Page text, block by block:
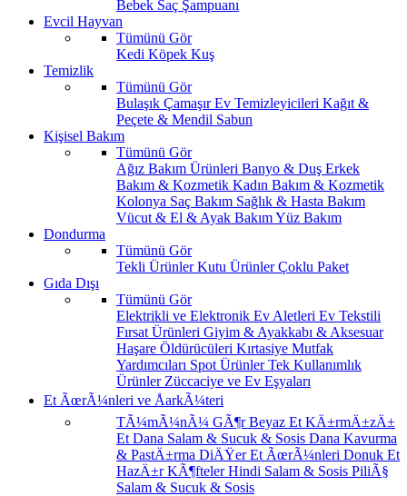
Bebek Saç Şampuanı
Evcil Hayvan
Tümünü Gör
Kedi Köpek Kuş
Temizlik
Tümünü Gör
Bulaşık ÇamaşırEv Temizleyicileri Kağıt &
Peçete & Mendil Sabun
Kişisel Bakım
Tümünü Gör
Ağız Bakım Ürünleri Banyo & Duş Erkek
Bakım & Kozmetik Kadın Bakım & Kozmetik
Kolonya Saç Bakım Sağlık & Hasta Bakım
Vücut & El & Ayak BakımYüz Bakım
Dondurma
Tümünü Gör
Tekli ÜrünlerKutu ÜrünlerÇoklu Paket
Gıda Dışı
Tümünü Gör
Elektrikli ve Elektronik Ev Aletleri Ev Tekstili
Fırsat Ürünleri Giyim & Ayakkabı & Aksesuar
Haşare Öldürücüleri Kırtasiye Mutfak
Yardımcıları Spot ÜrünlerTek Kullanımlık
Ürünler Züccaciye ve Ev Eşyaları
Et ÃœrÃ¼nleri ve ÅarkÃ¼teri
TÃ¼mÃ¼nÃ¼ GÃ¶rBeyaz Et KÄ±rmÄ±zÄ±
Et Dana Salam & Sucuk & Sosis Dana Kavurma
& PastÄ±rma DiÄŸer Et ÃœrÃ¼nleri Donuk Et
HazÄ±r KÃ¶ftelerHindi Salam & Sosis PiliÃ§
Salam & Sucuk & Sosis